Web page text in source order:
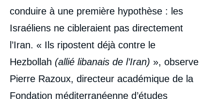
conduire à une première hypothèse : les
Israéliens ne cibleraient pas directement
l’Iran. « Ils ripostent déjà contre le
Hezbollah (allié libanais de l’Iran) », observe
Pierre Razoux, directeur académique de la
Fondation méditerranéenne d’études